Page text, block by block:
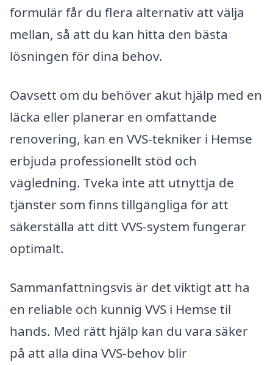
formulär får du flera alternativ att välja
mellan, så att du kan hitta den bästa
lösningen för dina behov.
Oavsett om du behöver akut hjälp med en
läcka eller planerar en omfattande
renovering, kan en VVS-tekniker i Hemse
erbjuda professionellt stöd och
vägledning. Tveka inte att utnyttja de
tjänster som finns tillgängliga för att
säkerställa att ditt VVS-system fungerar
optimalt.
Sammanfattningsvis är det viktigt att ha
en reliable och kunnig VVS i Hemse til
hands. Med rätt hjälp kan du vara säker
på att alla dina VVS-behov blir